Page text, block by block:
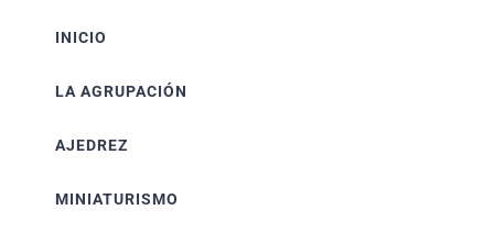
INICIO
LA AGRUPACIÓN
AJEDREZ
MINIATURISMO